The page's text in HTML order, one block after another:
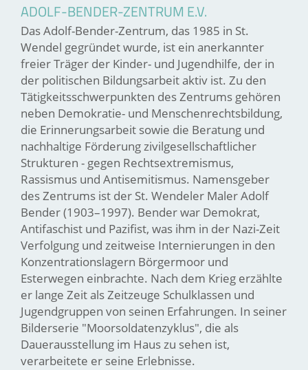
ADOLF-BENDER-ZENTRUM E.V.
Das Adolf-Bender-Zentrum, das 1985 in St.
Wendel gegründet wurde, ist ein anerkannter
freier Träger der Kinder- und Jugendhilfe, der in
der politischen Bildungsarbeit aktiv ist. Zu den
Tätigkeitsschwerpunkten des Zentrums gehören
neben Demokratie- und Menschenrechtsbildung,
die Erinnerungsarbeit sowie die Beratung und
nachhaltige Förderung zivilgesellschaftlicher
Strukturen - gegen Rechtsextremismus,
Rassismus und Antisemitismus. Namensgeber
des Zentrums ist der St. Wendeler Maler Adolf
Bender (1903–1997). Bender war Demokrat,
Antifaschist und Pazifist, was ihm in der Nazi-Zeit
Verfolgung und zeitweise Internierungen in den
Konzentrationslagern Börgermoor und
Esterwegen einbrachte. Nach dem Krieg erzählte
er lange Zeit als Zeitzeuge Schulklassen und
Jugendgruppen von seinen Erfahrungen. In seiner
Bilderserie "Moorsoldatenzyklus", die als
Dauerausstellung im Haus zu sehen ist,
verarbeitete er seine Erlebnisse.